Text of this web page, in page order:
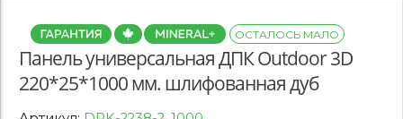
ОСТАЛОСЬ МАЛО
Панель универсальная ДПК Outdoor 3D
220*25*1000 мм. шлифованная дуб